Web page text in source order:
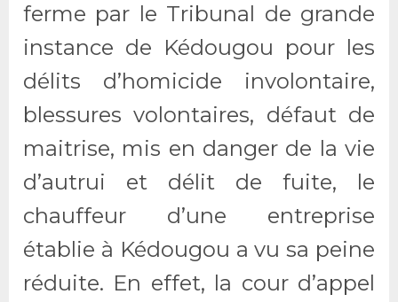
ferme par le Tribunal de grande
instance de Kédougou pour les
délits d’homicide involontaire,
blessures volontaires, défaut de
maitrise, mis en danger de la vie
d’autrui et délit de fuite, le
chauffeur d’une entreprise
établie à Kédougou a vu sa peine
réduite. En effet, la cour d’appel